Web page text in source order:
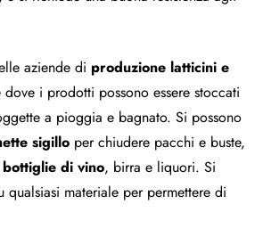
aziende di produzione latticini e
dove i prodotti possono essere stoccati
a pioggia e bagnato. Si possono
sigillo per chiudere pacchi e buste,
di vino, birra e liquori. Si
qualsiasi materiale per permettere di